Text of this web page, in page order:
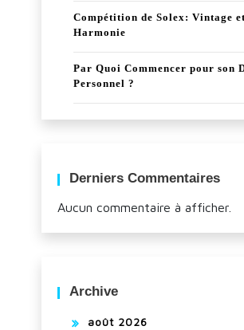
Compétition de Solex: Vintage
Harmonie
Par Quoi Commencer pour son
Personnel ?
Derniers Commentaires
Aucun commentaire à afficher.
Archive
août 2026